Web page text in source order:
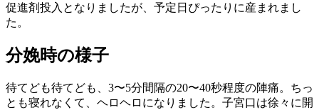
促進剤投入となりましたが、予定日ぴったりに産まれまし
た。
分娩時の様子
待てども待てども、3〜5分間隔の20〜40秒程度の陣痛。ちっ
とも寝れなくて、ヘロヘロになりました。子宮口は徐々に開